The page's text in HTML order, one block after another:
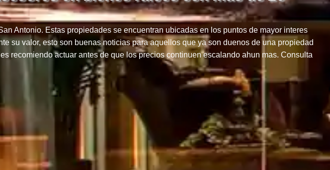
Antonio. Estas propiedades se encuentran ubicadas en los puntos de mayor interes
su valor, esto son buenas noticias para aquellos que ya son duenos de una propiedad
recomiendo actuar antes de que los precios continuen escalando ahun mas. Consulta